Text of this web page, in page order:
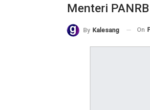
Menteri
By Kalesang On